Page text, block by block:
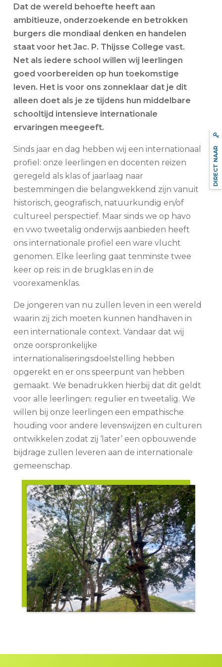
Dat de wereld behoefte heeft aan
ambitieuze, onderzoekende en betrokken
burgers die mondiaal denken en handelen
staat voor het Jac. P. Thijsse College vast.
Net als iedere school willen wij leerlingen
goed voorbereiden op hun toekomstige
leven. Het is voor ons zonneklaar dat je dit
alleen doet als je ze tijdens hun middelbare
schooltijd intensieve internationale
ervaringen meegeeft.
Sinds jaar en dag hebben wij een internationaal
profiel: onze leerlingen en docenten reizen
geregeld als klas of jaarlaag naar
bestemmingen die belangwekkend zijn vanuit
historisch, geografisch, natuurkundig en/of
cultureel perspectief. Maar sinds we op havo
en vwo tweetalig onderwijs aanbieden heeft
ons internationale profiel een ware vlucht
genomen. Elke leerling gaat tenminste twee
keer op reis: in de brugklas en in de
voorexamenklas.
De jongeren van nu zullen leven in een wereld
waarin zij zich moeten kunnen handhaven in
een internationale context. Vandaar dat wij
onze oorspronkelijke
internationaliseringsdoelstelling hebben
opgerekt en er ons speerpunt van hebben
gemaakt. We benadrukken hierbij dat dit geldt
voor alle leerlingen: regulier en tweetalig. We
willen bij onze leerlingen een empathische
houding voor andere levenswijzen en culturen
ontwikkelen zodat zij ‘later’ een opbouwende
bijdrage zullen leveren aan de internationale
gemeenschap.
DIRECT NAAR